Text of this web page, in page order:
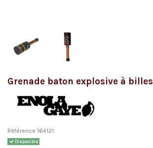
Grenade baton explosive à billes
Référence 164121
Disponible